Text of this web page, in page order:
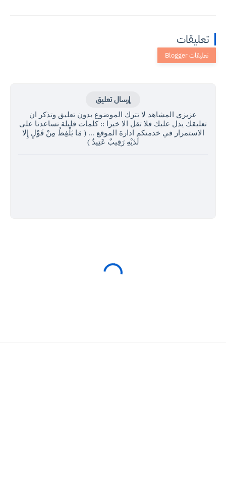
تعليقات
إرسال تعليق
عزيزي المشاهد لا تترك الموضوع بدون تعليق وتذكر ان
تعليقك يدل عليك فلا تقل الا خيرا :: كلمات قليلة تساعدنا على
الاستمرار في خدمتكم ادارة الموقع ... ( مَا يَلْفِظُ مِنْ قَوْلٍ إِلا
لَدَيْهِ رَقِيبٌ عَتِيدٌ )